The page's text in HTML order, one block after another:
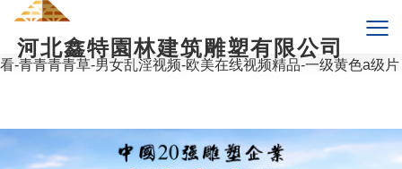
爱爱综合网-波多野结衣影片-岛国av网站-无码国产精品一区二区
高潮-艳母在线视频-婷婷视频在线观看-第一色影院-天堂v在线观
看-国产成人无码精品久久二区三-亚拍一区-草莓视频黄色在线观
看-青青青青草-男女乱淫视频-欧美在线视频精品-一级黄色a级片
河北鑫特園林建筑雕塑有限公司